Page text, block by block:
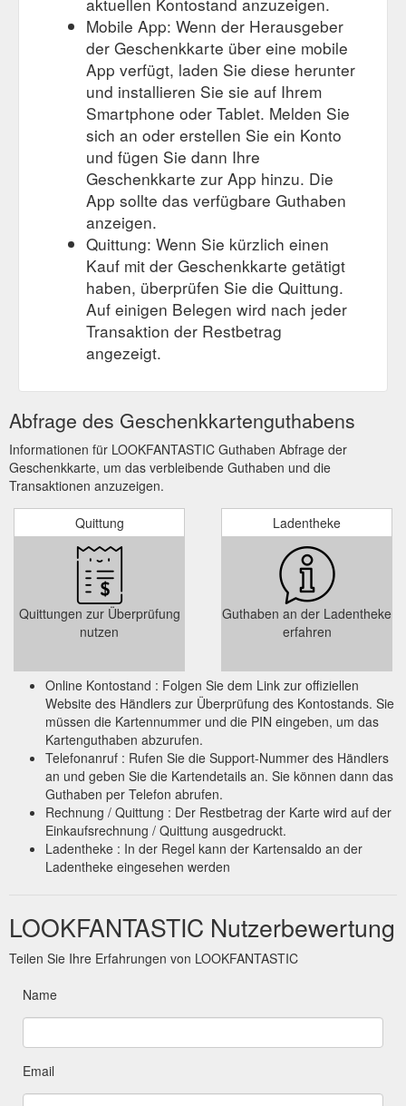
Mobile App: Wenn der Herausgeber
der Geschenkkarte über eine mobile
App verfügt, laden Sie diese herunter
und installieren Sie sie auf Ihrem
Smartphone oder Tablet. Melden Sie
sich an oder erstellen Sie ein Konto
und fügen Sie dann Ihre
Geschenkkarte zur App hinzu. Die
App sollte das verfügbare Guthaben
anzeigen.
Quittung: Wenn Sie kürzlich einen
Kauf mit der Geschenkkarte getätigt
haben, überprüfen Sie die Quittung.
Auf einigen Belegen wird nach jeder
Transaktion der Restbetrag
angezeigt.
Abfrage des Geschenkkartenguthabens
Informationen für LOOKFANTASTIC Guthaben Abfrage der
Geschenkkarte, um das verbleibende Guthaben und die
Transaktionen anzuzeigen.
Quittung
Quittungen zur Überprüfung
nutzen
Ladentheke
Guthaben an der Ladentheke
erfahren
Online Kontostand : Folgen Sie dem Link zur offiziellen
Website des Händlers zur Überprüfung des Kontostands. Sie
müssen die Kartennummer und die PIN eingeben, um das
Kartenguthaben abzurufen.
Telefonanruf : Rufen Sie die Support-Nummer des Händlers
an und geben Sie die Kartendetails an. Sie können dann das
Guthaben per Telefon abrufen.
Rechnung / Quittung : Der Restbetrag der Karte wird auf der
Einkaufsrechnung / Quittung ausgedruckt.
Ladentheke : In der Regel kann der Kartensaldo an der
Ladentheke eingesehen werden
LOOKFANTASTIC Nutzerbewertung
Teilen Sie Ihre Erfahrungen von LOOKFANTASTIC
Name
Email